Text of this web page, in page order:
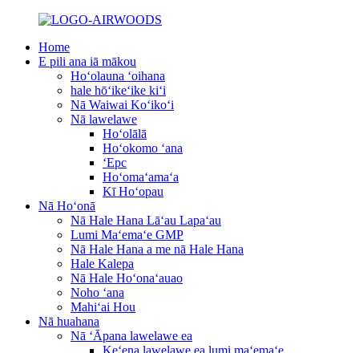
Home
E pili ana iā mākou
Hoʻolauna ʻoihana
hale hōʻikeʻike kiʻi
Nā Waiwai Koʻikoʻi
Nā lawelawe
Hoʻolālā
Hoʻokomo ʻana
ʻEpc
Hoʻomaʻamaʻa
Kī Hoʻopau
Nā Hoʻonā
Nā Hale Hana Lāʻau Lapaʻau
Lumi Maʻemaʻe GMP
Nā Hale Hana a me nā Hale Hana
Hale Kalepa
Nā Hale Hoʻonaʻauao
Noho ʻana
Mahiʻai Hou
Nā huahana
Nā ʻĀpana lawelawe ea
Keʻena lawelawe ea lumi maʻemaʻe